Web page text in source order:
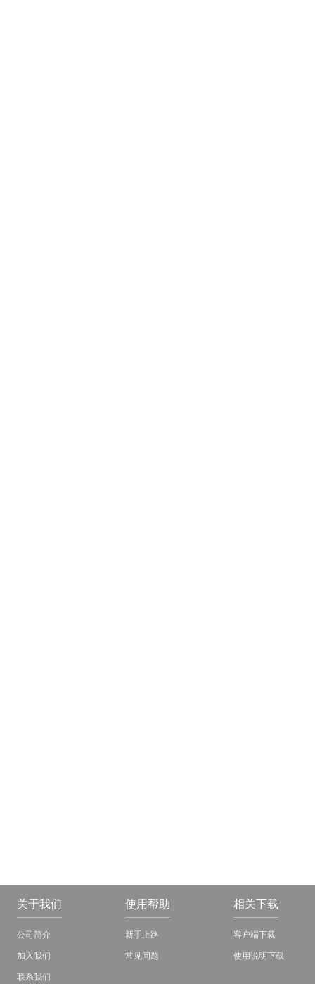
关于我们
公司简介
加入我们
联系我们
使用帮助
新手上路
常见问题
相关下载
客户端下载
使用说明下载